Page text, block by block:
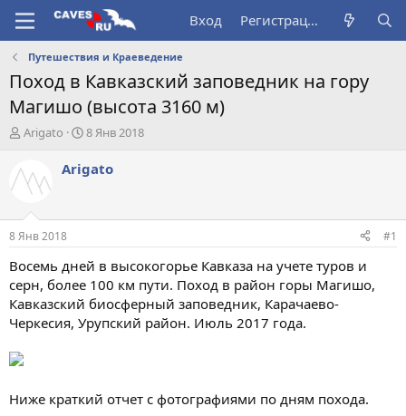
Вход Регистрация
Путешествия и Краеведение
Поход в Кавказский заповедник на гору
Магишо (высота 3160 м)
А
о
т
е
м
ы
Arigato
Д
т
а
а
л
8 Янв 2018
Arigato
8 Янв 2018 #1
Восемь дней в высокогорье Кавказа на учете туров и
серн, более 100 км пути. Поход в район горы Магишо,
Кавказский биосферный заповедник, Карачаево-
Черкесия, Урупский район. Июль 2017 года.
Ниже краткий отчет с фотографиями по дням похода.